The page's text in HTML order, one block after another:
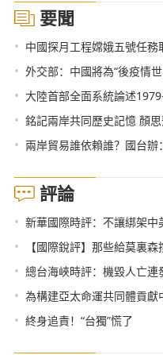
要聞
• 中國探月工程嫦娥五號任務
• 外交部：中國將為“後疫情
• 大陸首部全面系統論述
• 銘記兩岸共同歷史記憶 顏
• 兩岸貿易誰依賴誰？國台辦
評論
• 新華國際時評：不讓綁架中
• 【國際銳評】那些給莫裏
• 總台海峽時評：機毀人亡連
• 為構建亞太命運共同體貢獻
• 終身追責！“台獨”慌了